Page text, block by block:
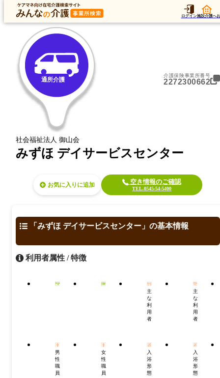
ログイン施設介護へ
トップ データ
トップ 静岡県 富士市 通所介護 みずほ デイサービスセンター
通所介護
社会福祉法人 御山会
介護保険事業所番号
2272300662
みずほ デイサービスセンター
お気に入り 空き情報のご確認
TEL.0545-54-5400
「みずほ デイサービスセンター」の基本情報
利用者属性 / 特徴
主
な
利
用
者
主
な
利
用
者
男
性
職
員
女
性
職
員
入
浴
形
態
入
浴
形
態